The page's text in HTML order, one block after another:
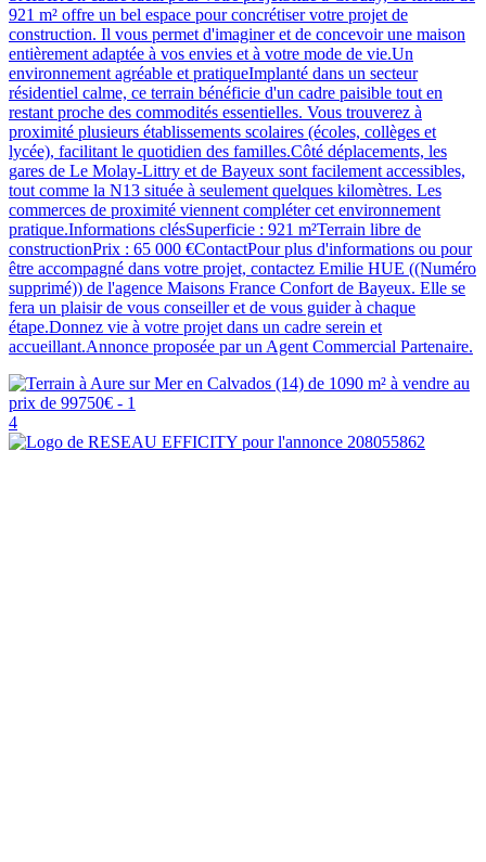
921 m² offre un bel espace pour concrétiser votre projet de
construction. Il vous permet d'imaginer et de concevoir une maison
entièrement adaptée à vos envies et à votre mode de vie.Un
environnement agréable et pratiqueImplanté dans un secteur
résidentiel calme, ce terrain bénéficie d'un cadre paisible tout en
restant proche des commodités essentielles. Vous trouverez à
proximité plusieurs établissements scolaires (écoles, collèges et
lycée), facilitant le quotidien des familles.Côté déplacements, les
gares de Le Molay-Littry et de Bayeux sont facilement accessibles,
tout comme la N13 située à seulement quelques kilomètres. Les
commerces de proximité viennent compléter cet environnement
pratique.Informations clésSuperficie : 921 m²Terrain libre de
constructionPrix : 65 000 €ContactPour plus d'informations ou pour
être accompagné dans votre projet, contactez Emilie HUE ((Numéro
supprimé)) de l'agence Maisons France Confort de Bayeux. Elle se
fera un plaisir de vous conseiller et de vous guider à chaque
étape.Donnez vie à votre projet dans un cadre serein et
accueillant.Annonce proposée par un Agent Commercial Partenaire.
4